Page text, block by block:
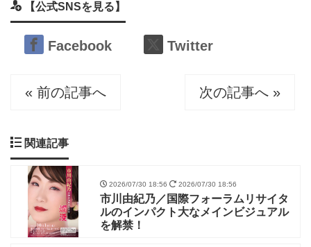
【公式SNSを見る】
Facebook Twitter
« 前の記事へ 次の記事へ »
関連記事
2026/07/30 18:56 2026/07/30 18:56
市川由紀乃／国際フォーラムリサイタ
ルのインパクト大なメインビジュアル
を解禁！